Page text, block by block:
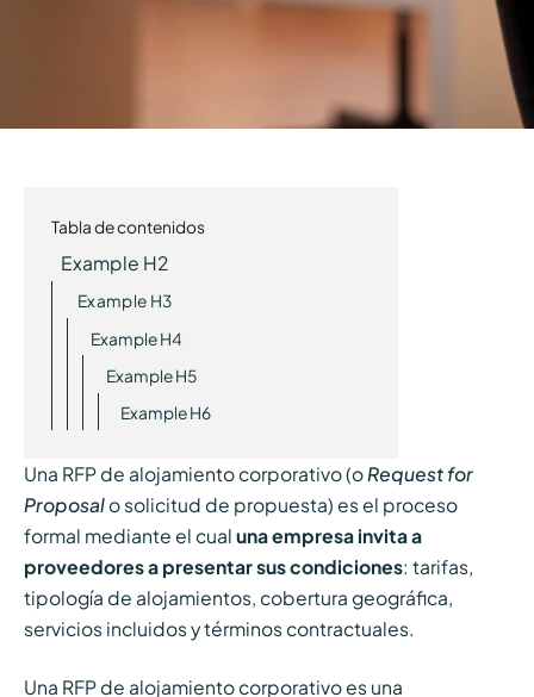
Tabla de contenidos
Example H2
Example H3
Example H4
Example H5
Example H6
Una RFP de alojamiento corporativo (o Request for
Proposalo solicitud de propuesta) es el proceso
formal mediante el cual una empresa invita a
proveedores a presentar sus condiciones: tarifas,
tipología de alojamientos, cobertura geográfica,
servicios incluidos y términos contractuales.
Una RFP de alojamiento corporativo es una